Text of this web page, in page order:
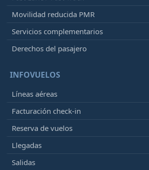
Movilidad reducida PMR
Servicios complementarios
Derechos del pasajero
INFOVUELOS
Líneas aéreas
Facturación check-in
Reserva de vuelos
Llegadas
Salidas